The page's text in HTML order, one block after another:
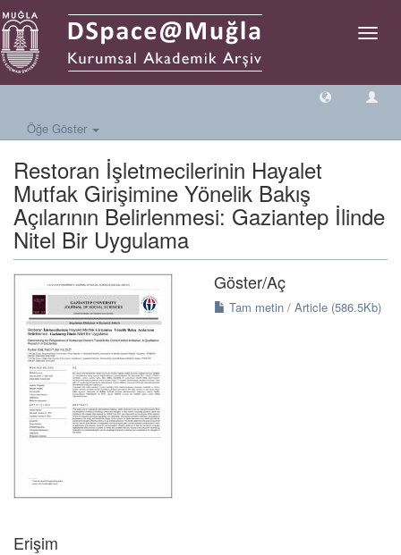
Geçiş
Öğe Göster
Restoran İşletmecilerinin Hayalet
Mutfak Girişimine Yönelik Bakış
Açılarının Belirlenmesi: Gaziantep İlinde
Nitel Bir Uygulama
Göster/Aç
Tam metin / Article (586.5Kb)
Erişim